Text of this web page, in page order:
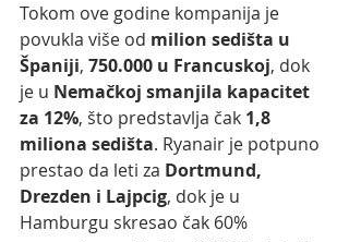
Tokom ove godine kompanija je
povukla više od milion sedišta u
Španiji, 750.000 u Francuskoj, dok
je u Nemačkoj smanjila kapacitet
za 12%, što predstavlja čak 1,8
miliona sedišta. Ryanair je potpuno
prestao da leti za Dortmund,
Drezden i Lajpcig, dok je u
Hamburgu skresao čak 60%